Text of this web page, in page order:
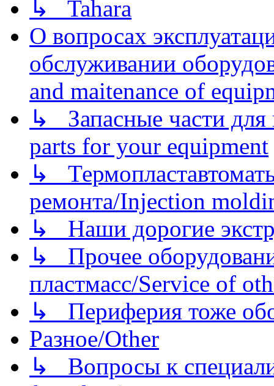
↳ Tahara
О вопросах
обслуживании
and maitenance of
↳ Запасные части для
parts for your equipment
↳
ремонта/Injection
↳ Наши дорогие
↳ Прочее
пластмасс/Service of
↳ Периферия тоже
Разное/Other
↳ Вопросы к